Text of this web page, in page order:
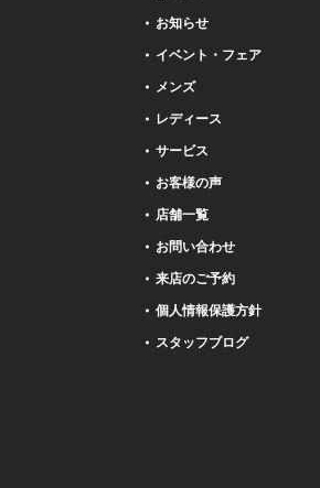
お知らせ
イベント・フェア
メンズ
レディース
サービス
お客様の声
店舗一覧
お問い合わせ
来店のご予約
個人情報保護方針
スタッフブログ